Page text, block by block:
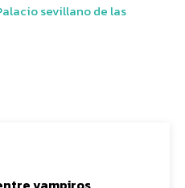
sevillano de las